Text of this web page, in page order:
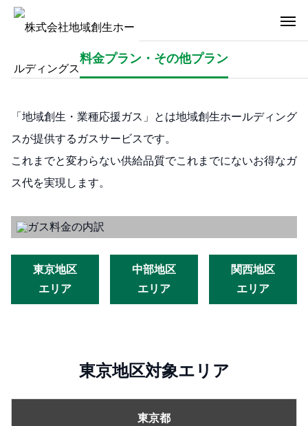
料金プラン・その他プラン
「地域創生・業種応援ガス」とは地域創生ホールディング
スが提供するガスサービスです。
これまでと変わらない供給品質でこれまでにないお得なガ
ス代を実現します。
東京地区
エリア
中部地区
エリア
関西地区
エリア
東京地区対象エリア
東京都